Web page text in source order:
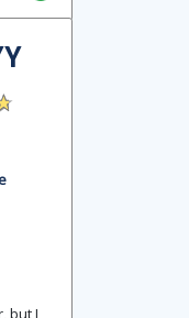
but I